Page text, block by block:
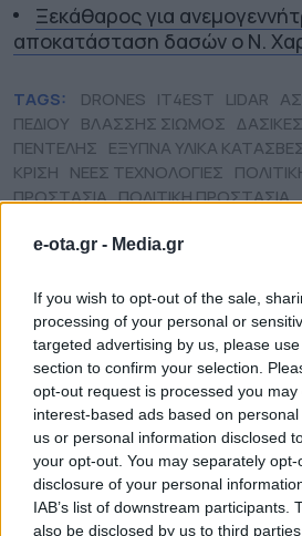
e-ota.gr - Media.gr
If you wish to opt-out of the sale,
processing of your personal or
targeted advertising by us, please
section to confirm your selection.
opt-out request is processed you may
interest-based ads based on
us or personal information disclosed
your opt-out. You may separately
disclosure of your personal
IAB’s list of downstream participants.
also be disclosed by us to third
Ξεκάθαρος για
αποκατάσταση δασών ο Ν.
TAGS: DRONES IT4EST LIDAR
ΠΕΔΙΟΥ ΒΛΑΣΣΗΣ ΣΙΩΜΟΣ
ΠΕΝΤΕΛΗΣ ΕΞΥΠΝΑ ΥΛΙΚΑ
ΚΡΙΣΗ ΝΕΕΣ ΤΕΧΝΟΛΟΓΙΕΣ
ΠΡΟΣΤΑΣΙΑ ΠΟΛΙΤΙΚΗ ΠΡΟΣΤΑΣΙΑ
ΔΗΜΟΙ